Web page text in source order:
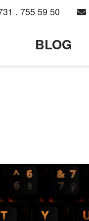
. 755 59 50
BLOG